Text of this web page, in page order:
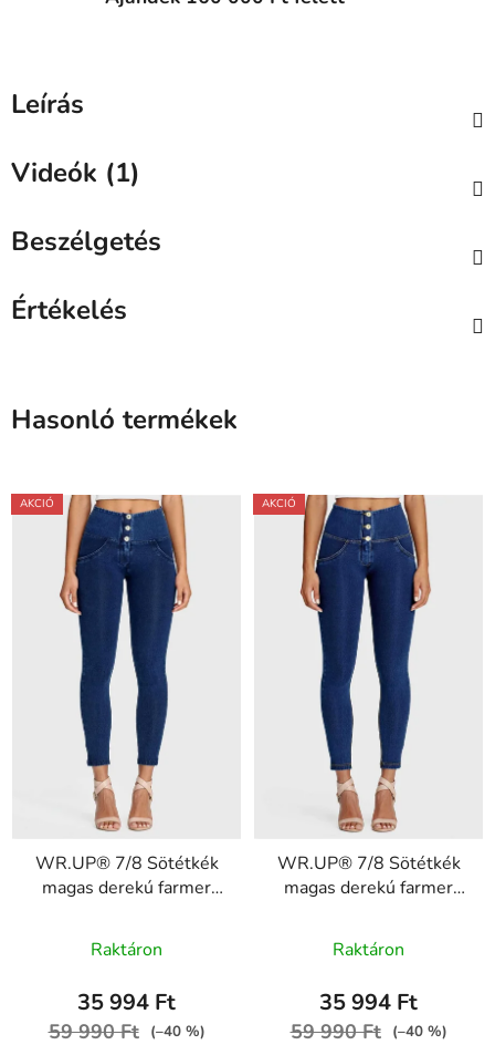
Leírás
Videók (1)
Beszélgetés
Értékelés
Hasonló termékek
AKCIÓ
WR.UP® 7/8 Sötétkék
magas derekú farmer
WRUP4BHC002ORG,
J0Btermék
átlagos
értékelése
Raktáron
35 994 Ft
59 990 Ft (–40 %)
AKCIÓ
WR.UP® 7/8 Sötétkék
magas derekú farmer
gombokkal RE(MOVE)
WRUP4BHC002ORG,
Raktáron
35 994 Ft
59 990 Ft (–40 %)